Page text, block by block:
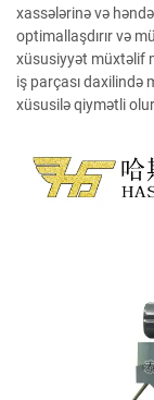
xassələrinə və
optimallaşdırır və
xüsusiyyət müxtəlif
iş parçası daxilində
xüsusilə qiymətli